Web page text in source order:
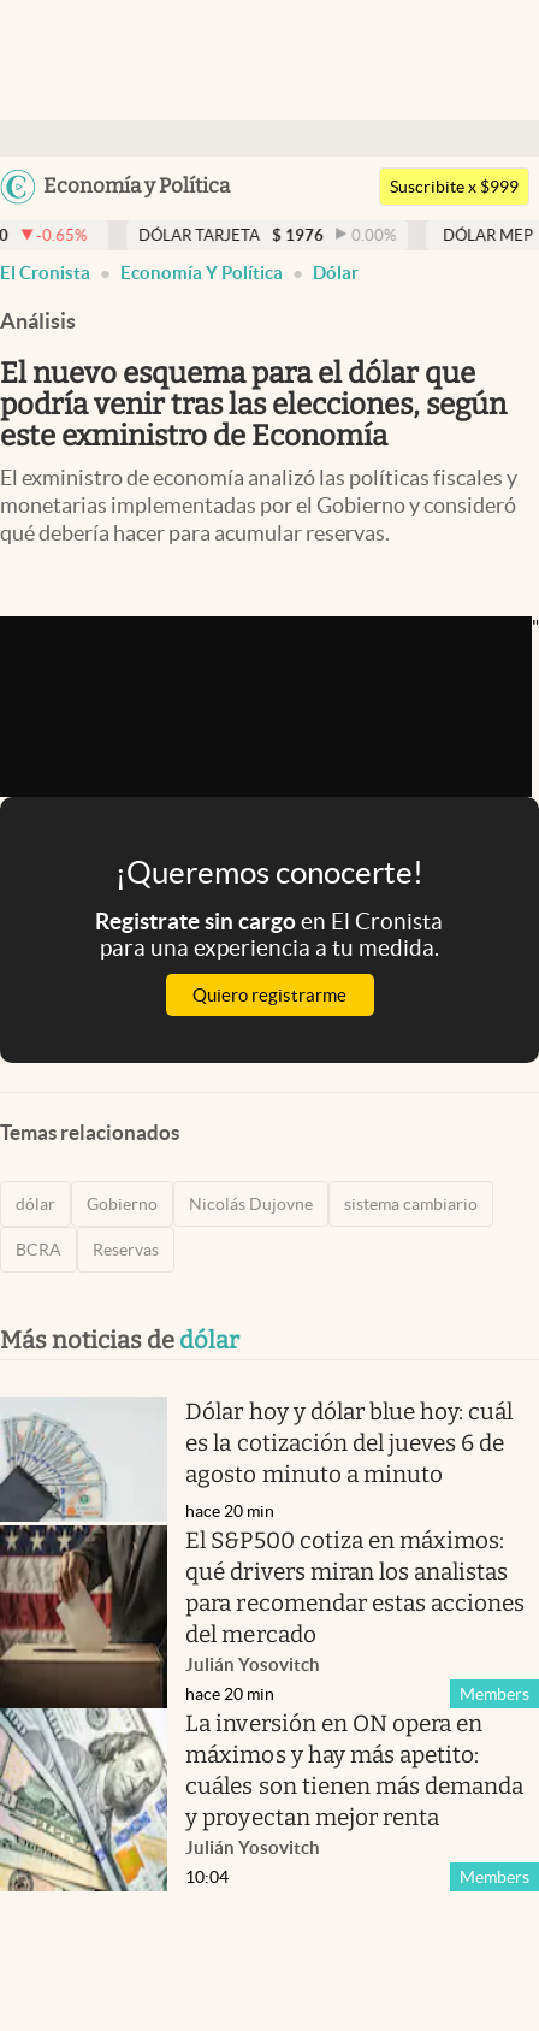
Argentina
Uruguay
Economía y Política
Members
Economía y Política
Finanzas y Mercados
Mercados Online
Negocios
Columnistas
Apertura
abre en nueva pestaña
Argentina
Suscribite x $999
DÓLAR TARJETA $ 1976 0.00% DÓLAR MEP 1520,48
El Cronista Economía Y Política Dólar
Análisis
El nuevo esquema para el dólar que
podría venir tras las elecciones, según
este exministro de Economía
El exministro de economía analizó las políticas fiscales y
monetarias implementadas por el Gobierno y consideró
qué debería hacer para acumular reservas.
"
¡Queremos conocerte!
Registrate sin cargoen El Cronista
para una experiencia a tu medida.
Quiero registrarme
Temas relacionados
dólar Gobierno Nicolás Dujovne sistema cambiario
BCRA Reservas
Más noticias de dólar
Dólar hoy y dólar blue hoy: cuál
es la cotización del jueves 6 de
agosto minuto a minuto
hace 20 min
El S&P500 cotiza en máximos:
qué drivers miran los analistas
para recomendar estas acciones
del mercado
Julián Yosovitch
Members
hace 20 min
La inversión en ON opera en
máximos y hay más apetito:
cuáles son tienen más demanda
y proyectan mejor renta
Julián Yosovitch
Members
10:04